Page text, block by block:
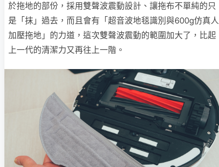
於拖地的部份，採用雙聲波震動設計、讓拖布不單純的只
是「抹」過去，而且會有「超音波地毯識別與600g仿真人
加壓拖地」的力道，這次雙聲波震動的範圍加大了，比起
上一代的清潔力又再往上一階。